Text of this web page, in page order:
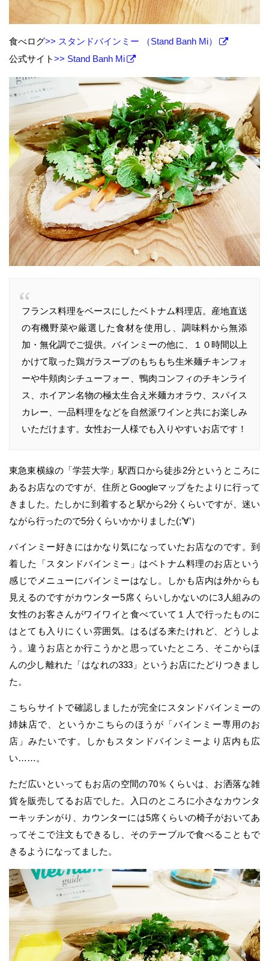
食べログ>> スタンドバインミー （Stand Banh Mi）
公式サイト>> Stand Banh Mi
フランス料理をベースにしたベトナム料理店。産地直送
の有機野菜や厳選した食材を使用し、調味料から無添
加・無化調でご提供。バインミーの他に、１０時間以上
かけて取った鶏ガラスープのもちもち生米麺チキンフォ
ーや牛頬肉シチューフォー、鴨肉コンフィのチキンライ
ス、ホイアン名物の極太生合え米麺カオラウ、スパイス
カレー、一品料理をなどを自然派ワインと共にお楽しみ
いただけます。女性お一人様でも入りやすいお店です！
東急東横線の「学芸大学」駅西口から徒歩2分というところに
あるお店なのですが、住所とGoogleマップをたよりに行って
きました。たしかに到着すると駅から2分くらいですが、迷い
ながら行ったので5分くらいかかりました(;’∀’）
バインミー好きにはかなり気になっていたお店なのです。到
着した「スタンドバインミー」はベトナム料理のお店という
感じでメニューにバインミーはなし。しかも店内は外からも
見えるのですがカウンター5席くらいしかないのに3人組みの
女性のお客さんがワイワイと食べていて１人で行ったものに
はとても入りにくい雰囲気。はるばる来たけれど、どうしよ
う。違うお店とか行こうかと思っていたところ、そこからほ
んの少し離れた「はなれの333」というお店にたどりつきまし
た。
こちらサイトで確認しましたが完全にスタンドバインミーの
姉妹店で、というかこちらのほうが「バインミー専用のお
店」みたいです。しかもスタンドバインミーより店内も広
い……。
ただ広いといってもお店の空間の70％くらいは、お洒落な雑
貨を販売してるお店でした。入口のところに小さなカウンタ
ーキッチンがり、カウンターには5席くらいの椅子がおいてあ
ってそこで注文もできるし、そのテーブルで食べることもで
きるようになってました。